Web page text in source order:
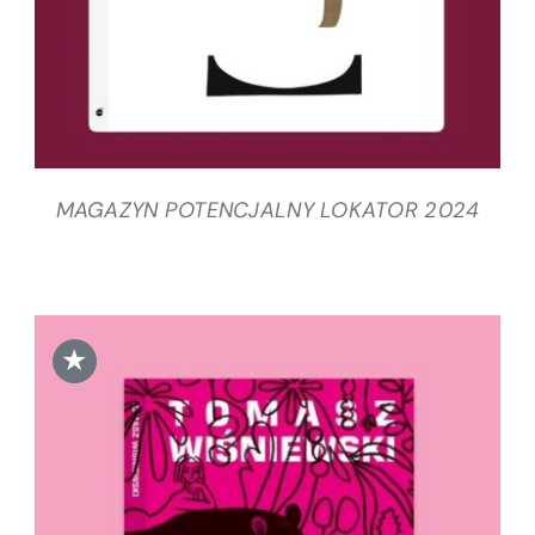
MAGAZYN POTENCJALNY LOKATOR 2024
★